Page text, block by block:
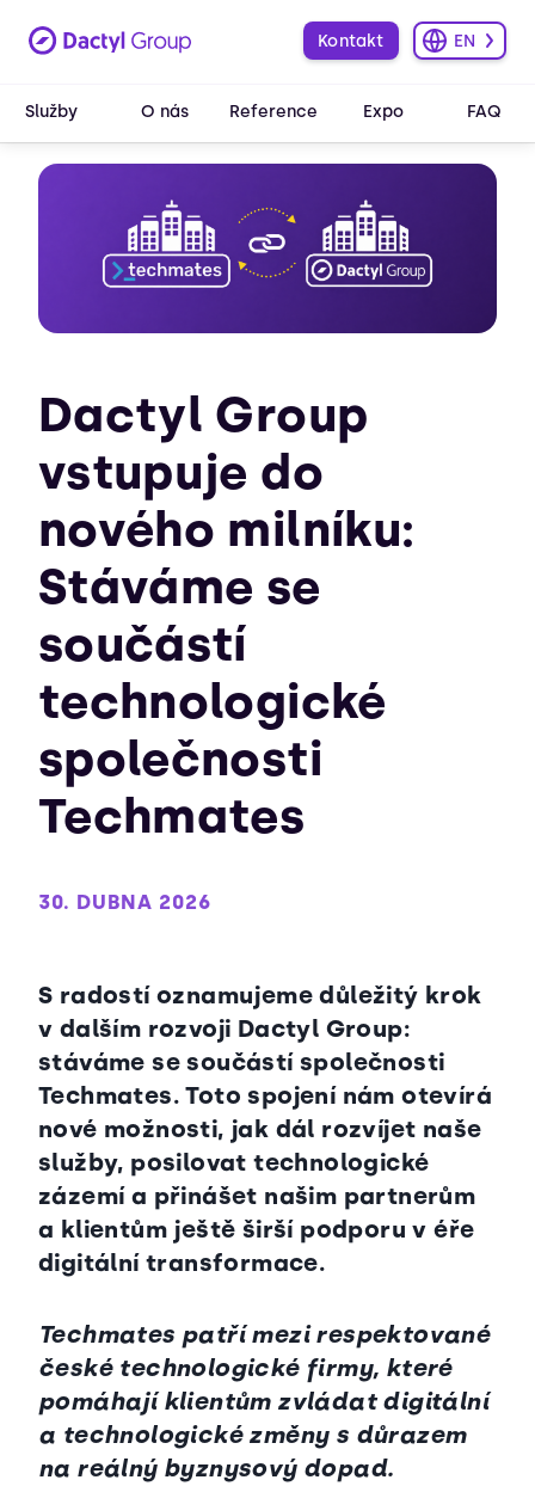
Služby O nás Reference Expo FAQ
Kontakt EN
Dactyl Group
vstupuje do
nového milníku:
Stáváme se
součástí
technologické
společnosti
Techmates
30. DUBNA 2026
S radostí oznamujeme důležitý krok
v dalším rozvoji Dactyl Group:
stáváme se součástí společnosti
Techmates. Toto spojení nám otevírá
nové možnosti, jak dál rozvíjet naše
služby, posilovat technologické
zázemí a přinášet našim partnerům
a klientům ještě širší podporu v éře
digitální transformace.
Techmates patří mezi respektované
české technologické firmy, které
pomáhají klientům zvládat digitální
a technologické změny s důrazem
na reálný byznysový dopad.